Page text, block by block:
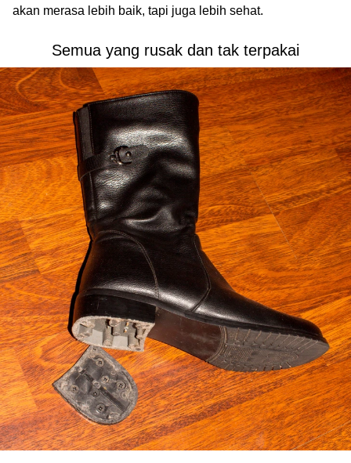
akan merasa lebih baik, tapi juga lebih sehat.
Semua yang rusak dan tak terpakai